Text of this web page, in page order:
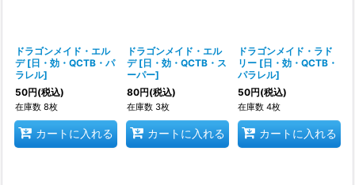
ドラゴンメイド・エル
デ [日・効・QCTB・パ
ラレル]
50円(税込)
在庫数 8枚
カートに入れる
ドラゴンメイド・エル
デ [日・効・QCTB・ス
ーパー]
80円(税込)
在庫数 3枚
カートに入れる
ドラゴンメイド・ラド
リー [日・効・QCTB・
パラレル]
50円(税込)
在庫数 4枚
カートに入れる